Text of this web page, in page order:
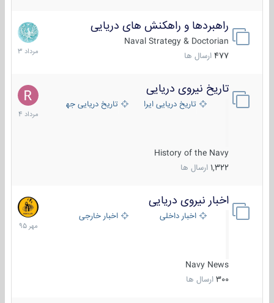
راهبردها و راهکنش های دریایی
Naval Strategy & Doctorian
477 ارسال ها
2
مرداد
1403
تاریخ نیروی دریایی
تاریخ دریایی ایران تاریخ دریایی جهان
History of the Navy
1,322 ارسال ها
16
مرداد
1404
اخبار نیروی دریایی
اخبار داخلی اخبار خارجی
Navy News
300 ارسال ها
27
مهر
1395